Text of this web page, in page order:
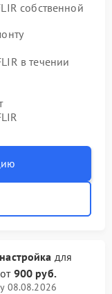
собственной
в течении
для
от 900 руб.
08.08.2026